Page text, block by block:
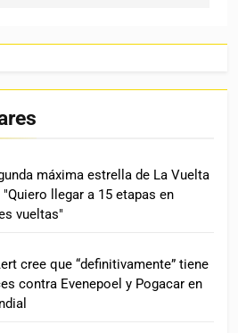
máxima estrella de La Vuelta
"Quiero llegar a 15 etapas en
vueltas"
cree que “definitivamente” tiene
contra Evenepoel y Pogacar en